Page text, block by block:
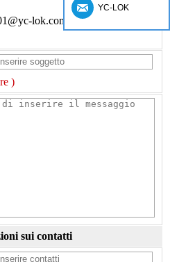
lok.com)
)
sui contatti
YC-LOK